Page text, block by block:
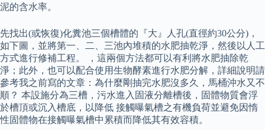
泥的含水率。
先找出(或恢復)化糞池三個槽體的『大』人孔(直徑約30公分)，
如下圖，並將第一、二、三池內堆積的水肥抽乾淨，然後以人工
方式進行修補工程。 ，這兩個方法都可以有利將水肥抽除乾
淨；此外，也可以配合使用生物酵素進行水肥分解，詳細說明請
參考我之前寫的文章：為什麼剛抽完水肥沒多久，馬桶沖水又不
順？ 本設施分為三槽，污水進入固液分離槽後，固體物質會浮
於槽頂或沉入槽底，以降低 接觸曝氣槽之有機負荷並避免因惰
性固體物在接觸曝氣槽中累積而降低其有效容積。